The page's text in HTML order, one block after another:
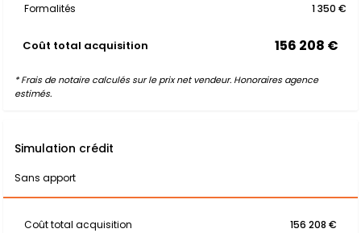
Formalités
1 350 €
Coût total acquisition 156 208 €
* Frais de notaire calculés sur le prix net vendeur. Honoraires agence
estimés.
Simulation crédit
Sans apport
Coût total acquisition 156 208 €